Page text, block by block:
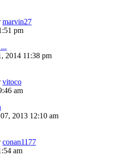
marvin27
pm
2014 11:38 pm
vitoco
am
2013 12:10 am
conan1177
am